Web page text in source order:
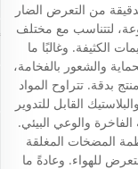
من التعرض الضار
لتتناسب مع مختلف
الكثيفة. وغالبًا ما
والشعور بالفخامة،
بدقة. تتراوح المواد
القابل للتدوير
والوعي البيئي.
المضخات المغلقة
للهواء. وعادةً ما